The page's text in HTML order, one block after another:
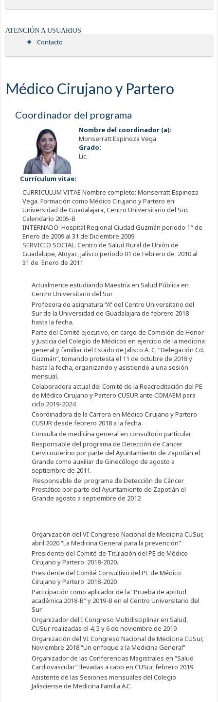
ATENCIÓN A USUARIOS
Contacto
Médico Cirujano y Partero
Coordinador del programa
Nombre del coordinador (a):
Monserratt Espinoza Vega
Grado:
Lic.
Currículum vitae:
CURRICULUM VITAE Nombre completo: Monserratt Espinoza
Vega. Formación como Médico Cirujano y Partero en:
Universidad de Guadalajara, Centro Universitario del Sur.
Calendario 2005-B
INTERNADO: Hospital Regional Ciudad Guzmán periodo 1° de
Enero de 2009 al 31 de Diciembre 2009
SERVICIO SOCIAL: Centro de Salud Rural de Unión de
Guadalupe, Atoyac, Jalisco periodo 01 de Febrero de 2010 al
31 de Enero de 2011
Actualmente estudiando Maestría en Salud Pública en
Centro Universitario del Sur
Profesora de asignatura “A” del Centro Universitario del
Sur de la Universidad de Guadalajara de febrero 2018
hasta la fecha.
Parte del Comité ejecutivo, en cargo de Comisión de Honor
y Justicia del Colegio de Médicos en ejercicio de la medicina
general y familiar del Estado de Jalisco A. C. “Delegación Cd.
Guzmán”, tomando protesta el 11 de octubre de 2018 y
hasta la fecha, organizando y asistiendo a una sesión
mensual.
Colaboradora actual del Comité de la Reacreditación del PE
de Médico Cirujano y Partero CUSUR ante COMAEM para
ciclo 2019-2024
Coordinadora de la Carrera en Médico Cirujano y Partero
CUSUR desde febrero 2018 a la fecha
Consulta de medicina general en consultorio particular
Responsable del programa de Detección de Cáncer
Cervicouterino por parte del Ayuntamiento de Zapotlán el
Grande como auxiliar de Ginecólogo de agosto a
septiembre de 2011.
Responsable del programa de Detección de Cáncer
Prostático por parte del Ayuntamiento de Zapotlán el
Grande agosto a septiembre de 2012
Organización del VI Congreso Nacional de Medicina CUSur,
abril 2020 “La Medicina General para la prevención”
Presidente del Comité de Titulación del PE de Médico
Cirujano y Partero 2018-2020.
Presidente del Comité Consultivo del PE de Médico
Cirujano y Partero 2018-2020
Participación como aplicador de la “Prueba de aptitud
académica 2018-B” y 2019-B en el Centro Universitario del
Sur
Organizador del I Congreso Multidisciplinar en Salud,
CUSur realizadas el 4, 5 y 6 de noviembre de 2019
Organización del VI Congreso Nacional de Medicina CUSur,
Noviembre 2018 “Un enfoque a la Medicina General”
Organizador de las Conferencias Magistrales en “Salud
Cardiovascular” llevadas a cabo en CUSur, febrero 2019.
Asistente de las Sesiones mensuales del Colegio
Jalisciense de Medicina Familia A.C.